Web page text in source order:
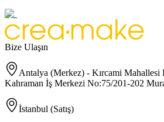
Bize Ulaşın
Antalya (Merkez) - Kırcami Mahallesi
Kahraman İş Merkezi No:75/201-202
İstanbul (Satış)